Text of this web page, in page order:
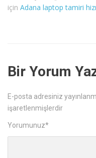
için Adana laptop tamiri
Bir Yorum
E-posta adresiniz
işaretlenmişlerdir
Yorumunuz*